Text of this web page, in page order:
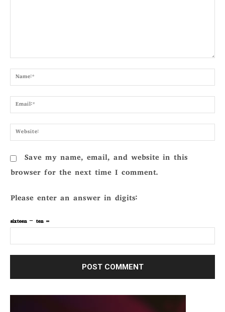
Save my name, email, and website in this
browser for the next time I comment.
Please enter an answer in digits:
sixteen − ten =